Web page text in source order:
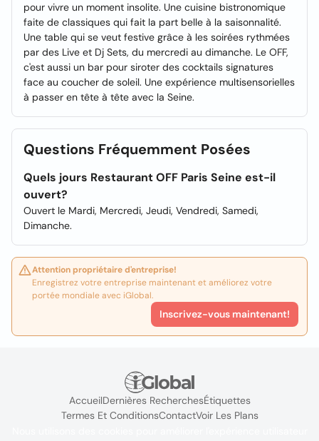
pour vivre un moment insolite. Une cuisine bistronomique
faite de classiques qui fait la part belle à la saisonnalité.
Une table qui se veut festive grâce à les soirées rythmées
par des Live et Dj Sets, du mercredi au dimanche. Le OFF,
c'est aussi un bar pour siroter des cocktails signatures
face au coucher de soleil. Une expérience multisensorielles
à passer en tête à tête avec la Seine.
Questions Fréquemment Posées
Quels jours Restaurant OFF Paris Seine est-il
ouvert?
Ouvert le Mardi, Mercredi, Jeudi, Vendredi, Samedi,
Dimanche.
Attention propriétaire d'entreprise!
Enregistrez votre entreprise maintenant et améliorez votre
portée mondiale avec iGlobal.
Inscrivez-vous maintenant!
AccueilDernières RecherchesÉtiquettes
Termes Et ConditionsContactVoir Les Plans